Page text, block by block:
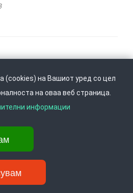
+389 2 3137 149 |
(cookies) на Вашиот уред со цел
на оваа веб страница.
информации